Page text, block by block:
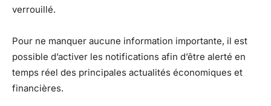
verrouillé.
Pour ne manquer aucune information importante, il est
possible d’activer les notifications afin d’être alerté en
temps réel des principales actualités économiques et
financières.